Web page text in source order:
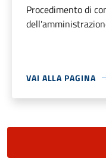
Procedimento di
VAI ALLA PAGINA